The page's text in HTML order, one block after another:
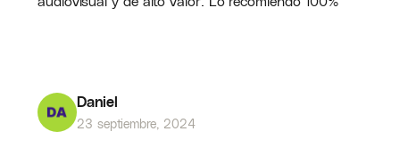
Daniel
23 septiembre, 2024